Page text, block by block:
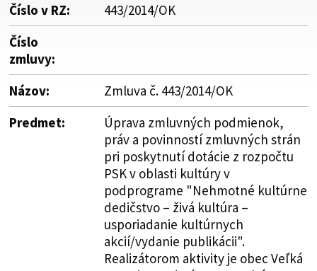
Číslo v RZ:
443/2014/OK
Číslo
zmluvy:
Názov:
Zmluva č. 443/2014/OK
Predmet:
Úprava zmluvných podmienok,
práv a povinností zmluvných strán
pri poskytnutí dotácie z rozpočtu
PSK v oblasti kultúry v
podprograme "Nehmotné kultúrne
dedičstvo – živá kultúra –
usporiadanie kultúrnych
akcií/vydanie publikácii".
Realizátorom aktivity je obec Veľká